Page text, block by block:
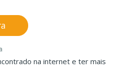
na internet e ter mais